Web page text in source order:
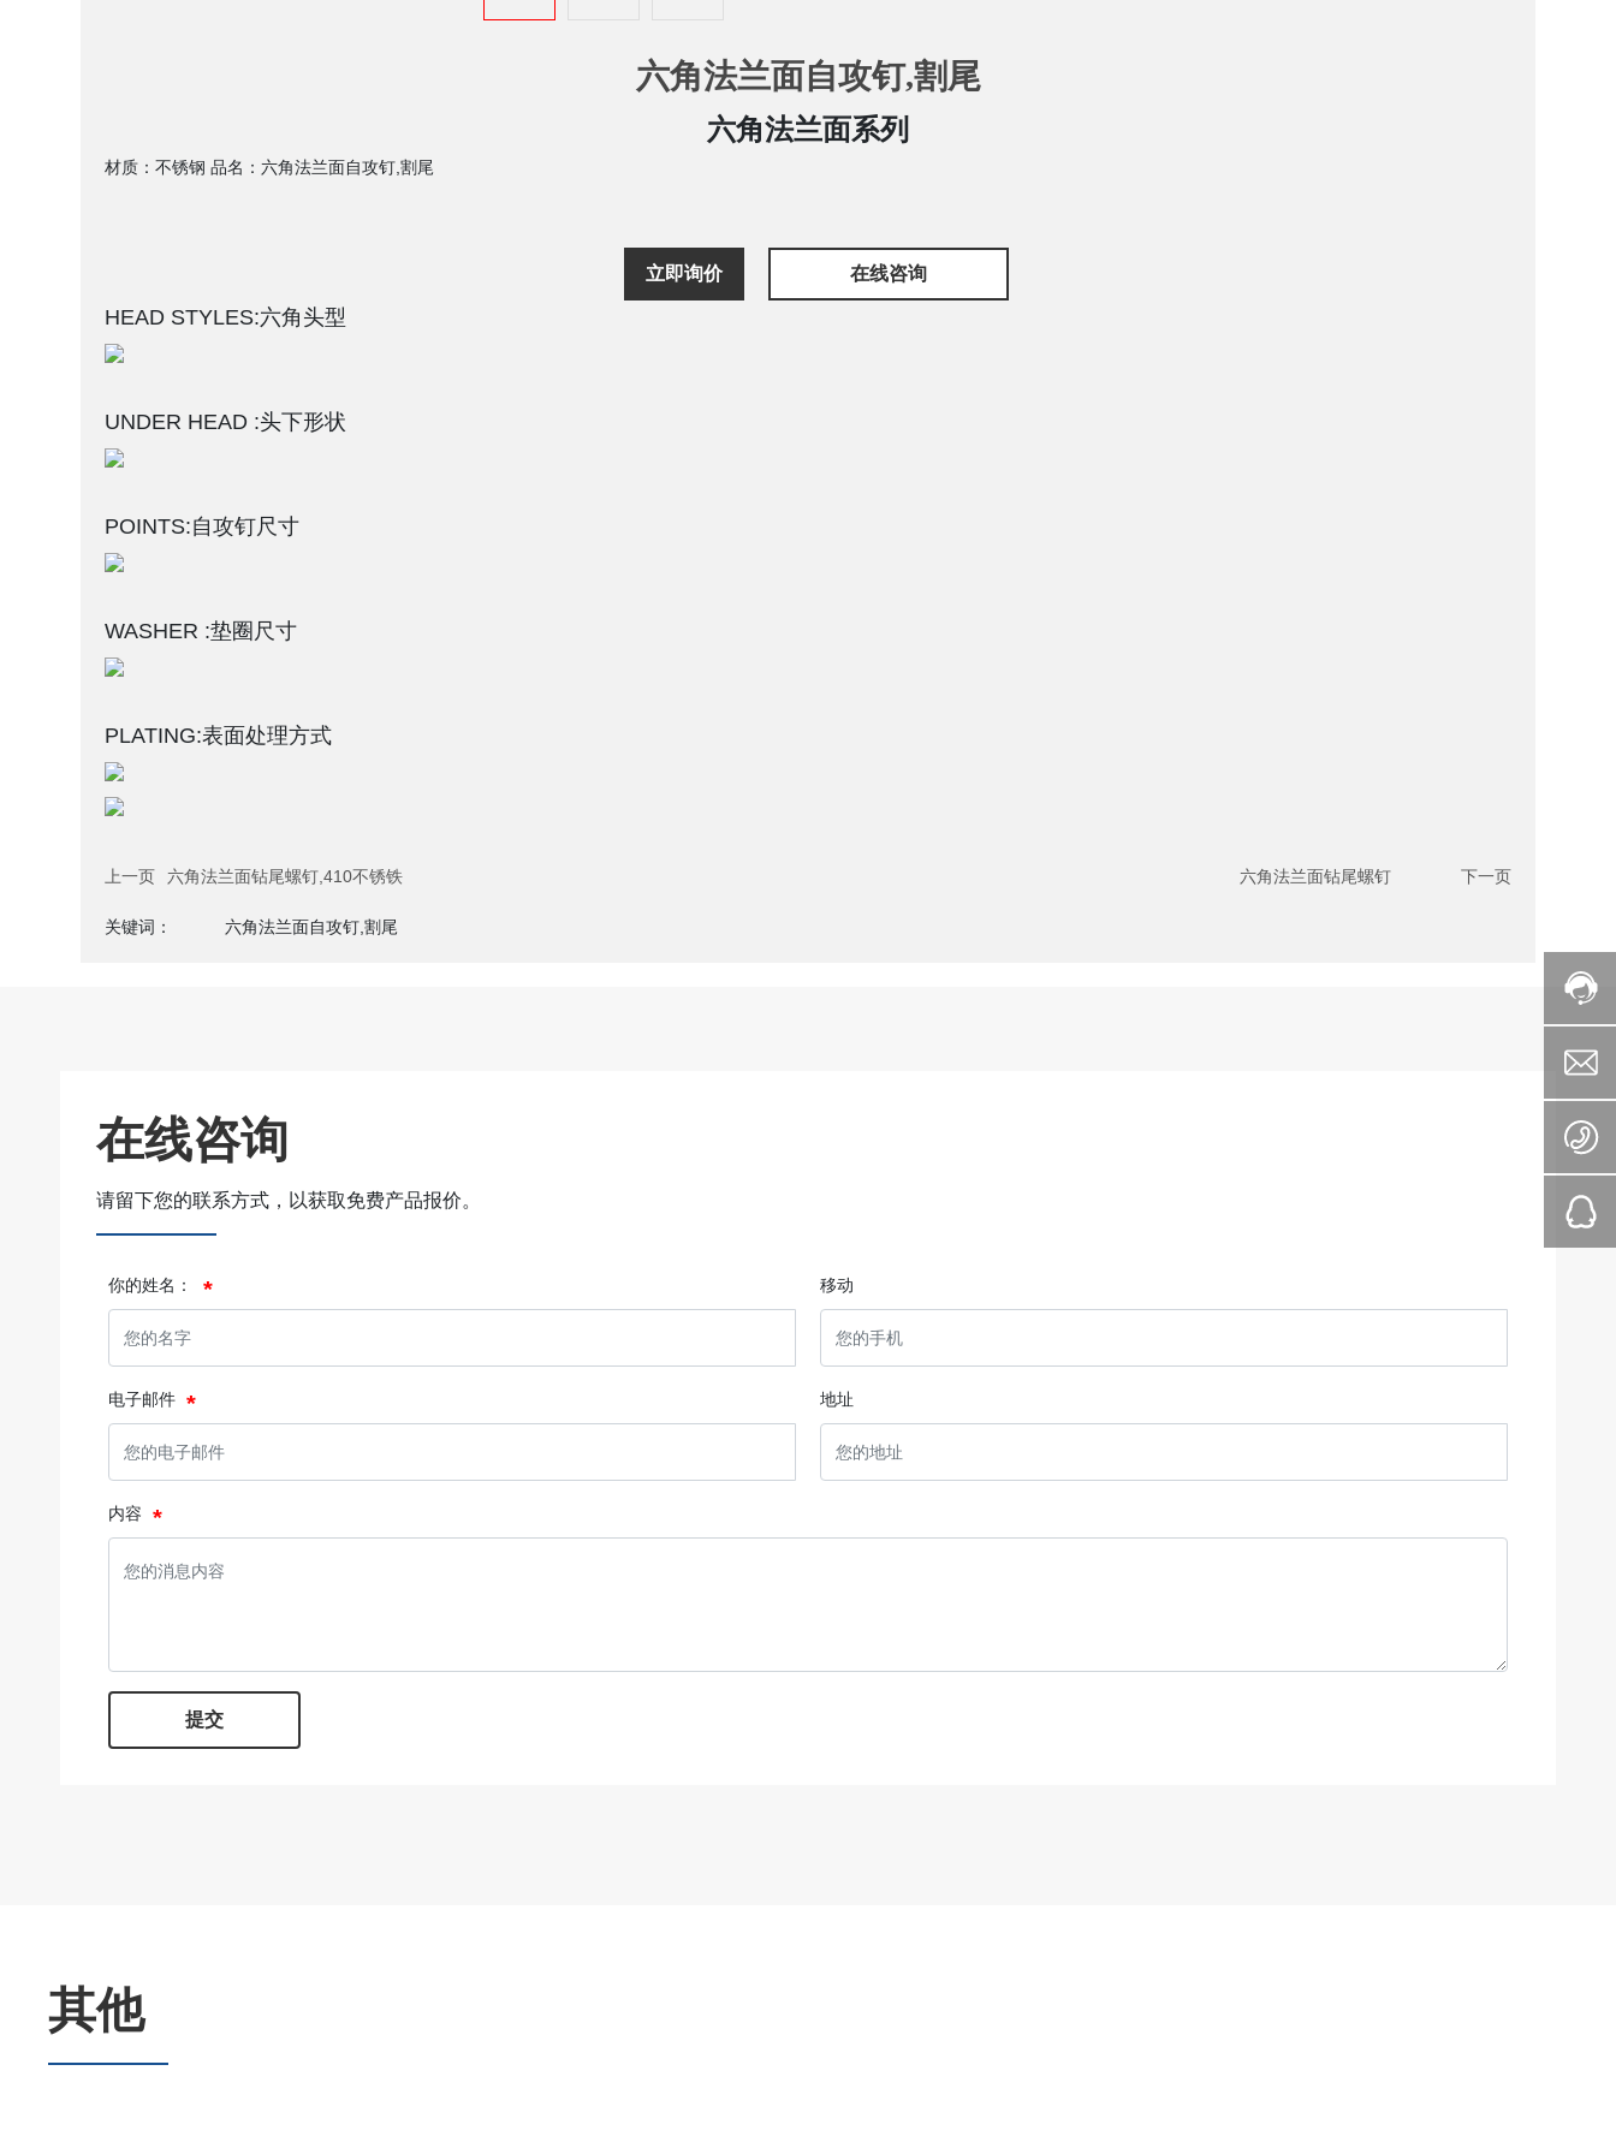
六角法兰面自攻钉,割尾
六角法兰面系列
材质：不锈钢 品名：六角法兰面自攻钉,割尾
立即询价 在线咨询
HEAD STYLES:六角头型
UNDER HEAD :头下形状
POINTS:自攻钉尺寸
WASHER :垫圈尺寸
PLATING:表面处理方式
上一页 六角法兰面钻尾螺钉,410不锈铁 六角法兰面钻尾螺钉 下一页
关键词： 六角法兰面自攻钉,割尾
在线咨询
请留下您的联系方式，以获取免费产品报价。
你的姓名： 移动
电子邮件 地址
内容
提交
其他